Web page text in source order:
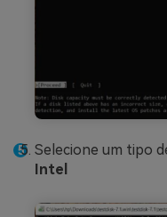
Selecione um tipo
Intel